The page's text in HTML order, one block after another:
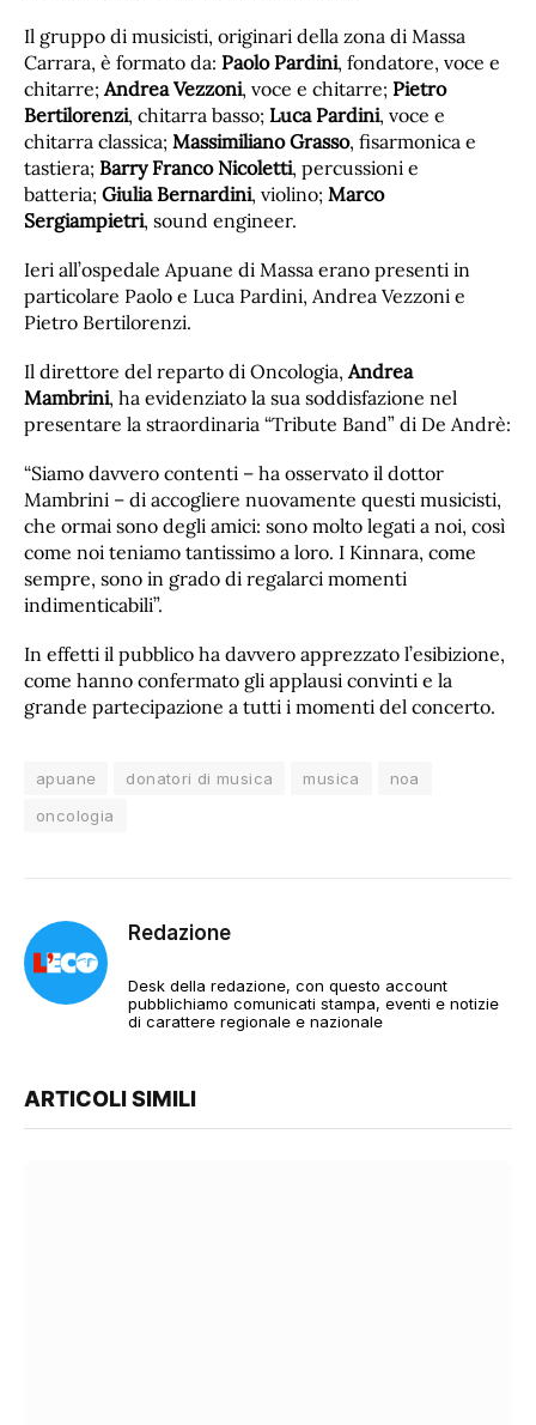
Il gruppo di musicisti, originari della zona di Massa
Carrara, è formato da: Paolo Pardini, fondatore, voce e
chitarre; Andrea Vezzoni, voce e chitarre; Pietro
Bertilorenzi, chitarra basso; Luca Pardini, voce e
chitarra classica; Massimiliano Grasso, fisarmonica e
tastiera; Barry Franco Nicoletti, percussioni e
batteria; Giulia Bernardini, violino; Marco
Sergiampietri, sound engineer.
Ieri all’ospedale Apuane di Massa erano presenti in
particolare Paolo e Luca Pardini, Andrea Vezzoni e
Pietro Bertilorenzi.
Il direttore del reparto di Oncologia,Andrea
Mambrini, ha evidenziato la sua soddisfazione nel
presentare la straordinaria “Tribute Band” di De Andrè:
“Siamo davvero contenti – ha osservato il dottor
Mambrini – di accogliere nuovamente questi musicisti,
che ormai sono degli amici: sono molto legati a noi, così
come noi teniamo tantissimo a loro. I Kinnara, come
sempre, sono in grado di regalarci momenti
indimenticabili”.
In effetti il pubblico ha davvero apprezzato l’esibizione,
come hanno confermato gli applausi convinti e la
grande partecipazione a tutti i momenti del concerto.
apuane donatori di musica musica
noa
oncologia
Redazione
Desk della redazione, con questo account
pubblichiamo comunicati stampa, eventi e notizie
di carattere regionale e nazionale
ARTICOLI SIMILI